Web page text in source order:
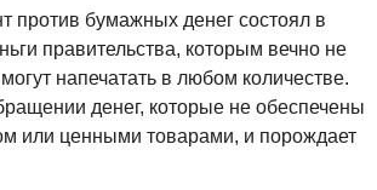
против бумажных денег состоял в
правительства, которым вечно не
напечатать в любом количестве.
денег, которые не обеспечены
или ценными товарами, и порождает